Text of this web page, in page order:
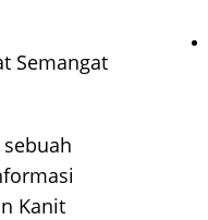
Semangat
Kanit